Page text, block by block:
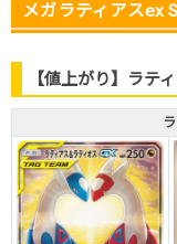
メガラティアスex
【値上がり】ラテ